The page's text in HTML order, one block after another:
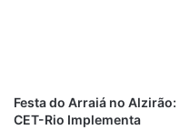
coleta em cada rua na
Festa do Arraiá no Alzirão:
CET-Rio Implementa